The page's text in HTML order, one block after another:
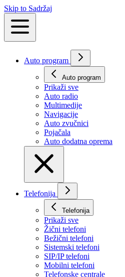
Skip to Sadržaj
Auto program
Auto program
Prikaži svе
Auto radio
Multimedije
Navigacije
Auto zvučnici
Pojačala
Auto dodatna oprema
Telefonija
Telefonija
Prikaži svе
Žični telefoni
Bežični telefoni
Sistemski telefoni
SIP/IP telefoni
Mobilni telefoni
Telefonske centrale